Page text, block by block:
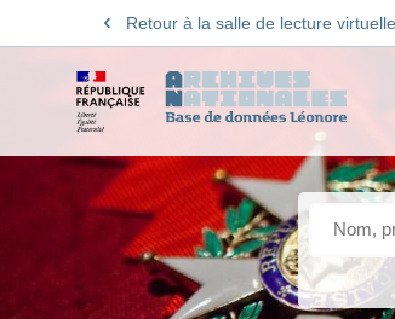
Retour à la salle de lecture virtuelle